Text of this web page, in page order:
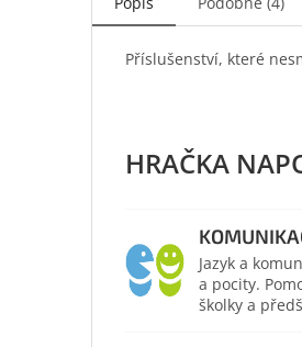
Příslušenství, které
Jazyk a
a pocity.
školky a